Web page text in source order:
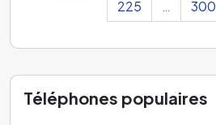
225
… 300
Téléphones populaires